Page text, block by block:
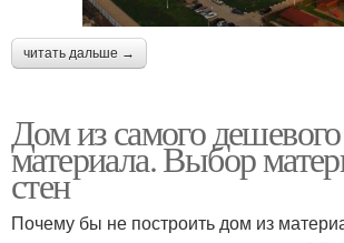
читать дальше →
Дом из самого дешевого
материала. Выбор
стен
Почему бы не построить дом из